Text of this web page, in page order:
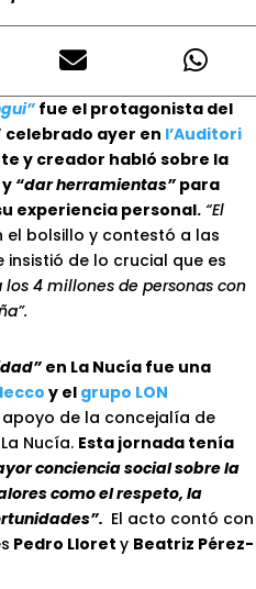
fue el protagonista del
celebrado ayer en l’Auditori
y creador habló sobre la
y “dar herramientas” para
experiencia personal.“El
bolsillo y contestó a las
de lo crucial que es
4 millones de personas con
en La Nucía fue una
y el grupo LON
de la concejalía de
Nucía. Esta jornada tenía
conciencia social sobre la
como el respeto, la
El acto contó con
Pedro Lloret y Beatriz Pérez-